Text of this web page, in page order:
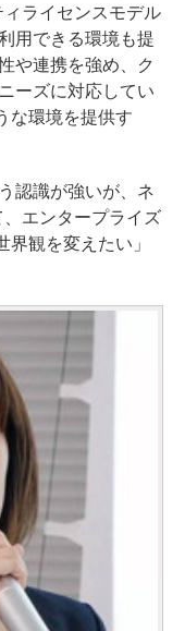
ライセンスモデル
用できる環境も提
や連携を強め、ク
ーズに対応してい
な環境を提供す
認識が強いが、ネ
エンタープライズ
観を変えたい」